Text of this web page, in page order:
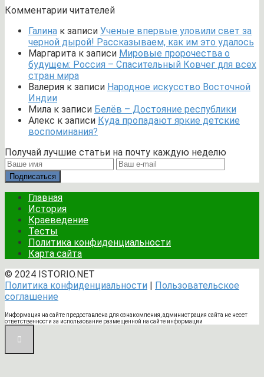
Комментарии читателей
Галина к записи Ученые впервые уловили свет за
черной дырой! Рассказываем, как им это удалось
Маргарита к записи Мировые пророчества о
будущем: Россия – Спасительный Ковчег для всех
стран мира
Валерия к записи Народное искусство Восточной
Индии
Мила к записи Белёв – Достояние республики
Алекс к записи Куда пропадают яркие детские
воспоминания?
Получай лучшие статьи на почту каждую неделю
Подписаться
Главная
История
Краеведение
Тесты
Политика конфиденциальности
Карта сайта
© 2024 ISTORIO.NET
Политика конфиденциальности | Пользовательское
соглашение
Информация на сайте предоставлена для ознакомления, администрация сайта не несет
ответственности за использование размещенной на сайте информации